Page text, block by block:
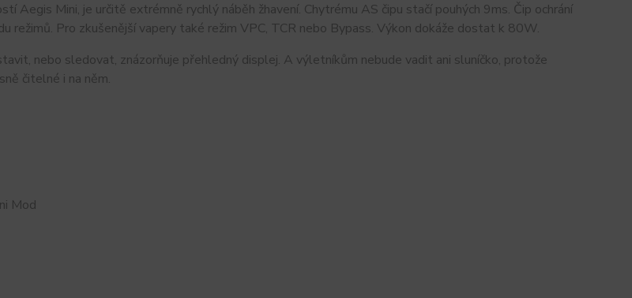
Aegis Mini, je určitě extrémně rychlý náběh žhavení. Chytrému AS čipu stačí pouhých 9ms. Čip ochrání
režimů. Pro zkušenější vapery také režim VPC, TCR nebo Bypass. Výkon dokáže dostat k 80W.
nebo sledovat, znázorňuje přehledný displej. A výletníkům nebude vadit ani sluníčko, protože
čitelné i na něm.
Mod